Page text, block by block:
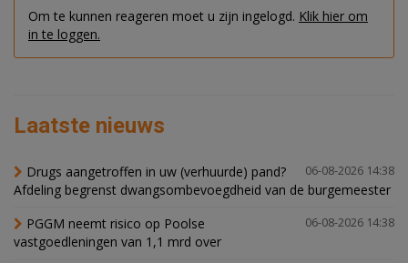
Om te kunnen reageren moet u zijn ingelogd. Klik hier om
in te loggen.
Laatste nieuws
06-08-2026 14:38
Drugs aangetroffen in uw (verhuurde) pand?
Afdeling begrenst dwangsombevoegdheid van de burgemeester
06-08-2026 14:38
PGGM neemt risico op Poolse
vastgoedleningen van 1,1 mrd over